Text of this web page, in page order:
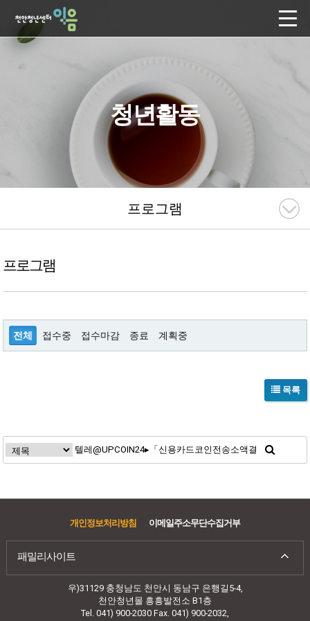
청년활동
프로그램
프로그램
전체 접수중 접수마감 종료 계획중
목록
개인정보처리방침 이메일주소무단수집거부
패밀리사이트
우)31129 충청남도 천안시 동남구 은행길5-4,
천안청년몰 흥흥발전소 B1층
Tel. 041) 900-2030 Fax. 041) 900-2032,